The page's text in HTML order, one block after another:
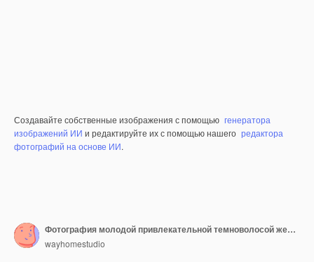
Создавайте собственные изображения с помощью генератора
изображений ИИ и редактируйте их с помощью нашего редактора
фотографий на основе ИИ.
Фотография молодой привлекательной темноволосой женщины сжимает губы, держит руки на животе, плохо себя чувствует, носит белый свитер, изолирована на розовой стене студии
wayhomestudio